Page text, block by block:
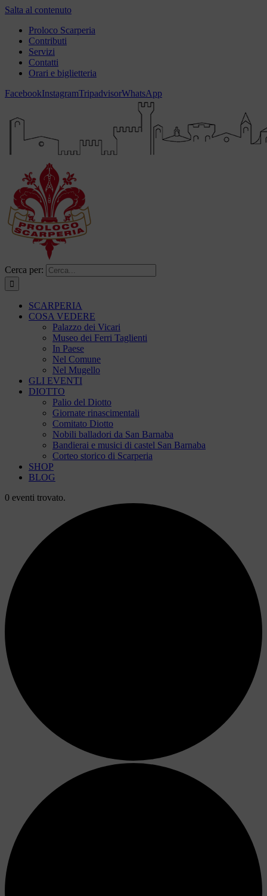
Salta al contenuto
Proloco Scarperia
Contributi
Servizi
Contatti
Orari e biglietteria
FacebookInstagramTripadvisorWhatsApp
Cerca per:
SCARPERIA
COSA VEDERE
Palazzo dei Vicari
Museo dei Ferri Taglienti
In Paese
Nel Comune
Nel Mugello
GLI EVENTI
DIOTTO
Palio del Diotto
Giornate rinascimentali
Comitato Diotto
Nobili balladori da San Barnaba
Bandierai e musici di castel San Barnaba
Corteo storico di Scarperia
SHOP
BLOG
0 eventi trovato.